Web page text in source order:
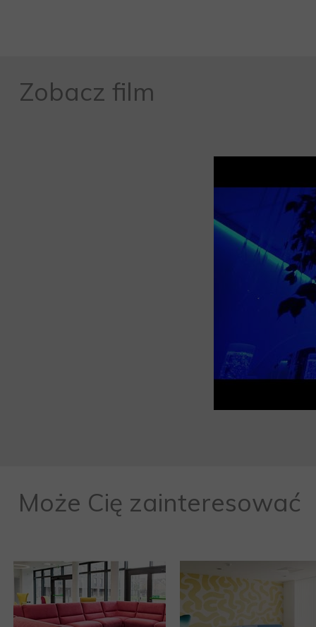
Może Cię zainteresować
Zobacz film